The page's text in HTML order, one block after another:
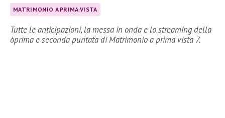
MATRIMONIO A PRIMA VISTA
Tutte le anticipazioni, la messa in onda e lo streaming della
òprima e seconda puntata di Matrimonio a prima vista 7.